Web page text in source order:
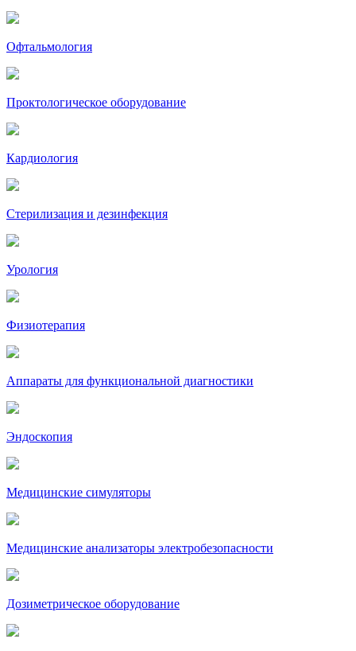
Офтальмология
Проктологическое оборудование
Кардиология
Стерилизация и дезинфекция
Урология
Физиотерапия
Аппараты для функциональной диагностики
Эндоскопия
Медицинские симуляторы
Медицинские анализаторы электробезопасности
Дозиметрическое оборудование